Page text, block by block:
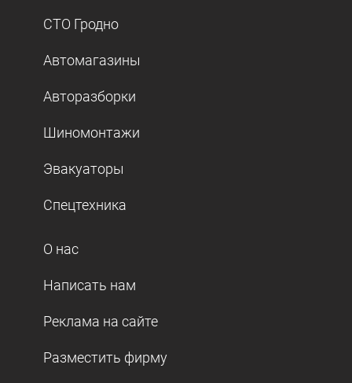
СТО Гродно
Автомагазины
Авторазборки
Шиномонтажи
Эвакуаторы
Спецтехника
О нас
Написать нам
Реклама на сайте
Разместить фирму